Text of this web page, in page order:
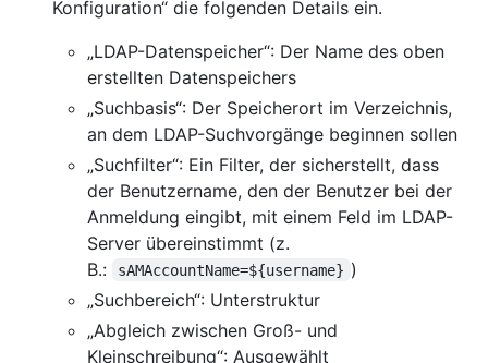
Konfiguration“ die folgenden Details ein.
„LDAP-Datenspeicher“: Der Name des oben
erstellten Datenspeichers
„Suchbasis“: Der Speicherort im Verzeichnis,
an dem LDAP-Suchvorgänge beginnen sollen
„Suchfilter“: Ein Filter, der sicherstellt, dass
der Benutzername, den der Benutzer bei der
Anmeldung eingibt, mit einem Feld im LDAP-
Server übereinstimmt (z.
B.:
sAMAccountName=${username} )
„Suchbereich“: Unterstruktur
„Abgleich zwischen Groß- und
Kleinschreibung“: Ausgewählt